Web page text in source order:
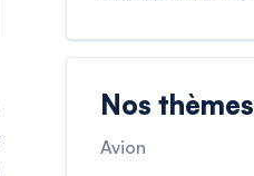
Nos thèmes
Avion